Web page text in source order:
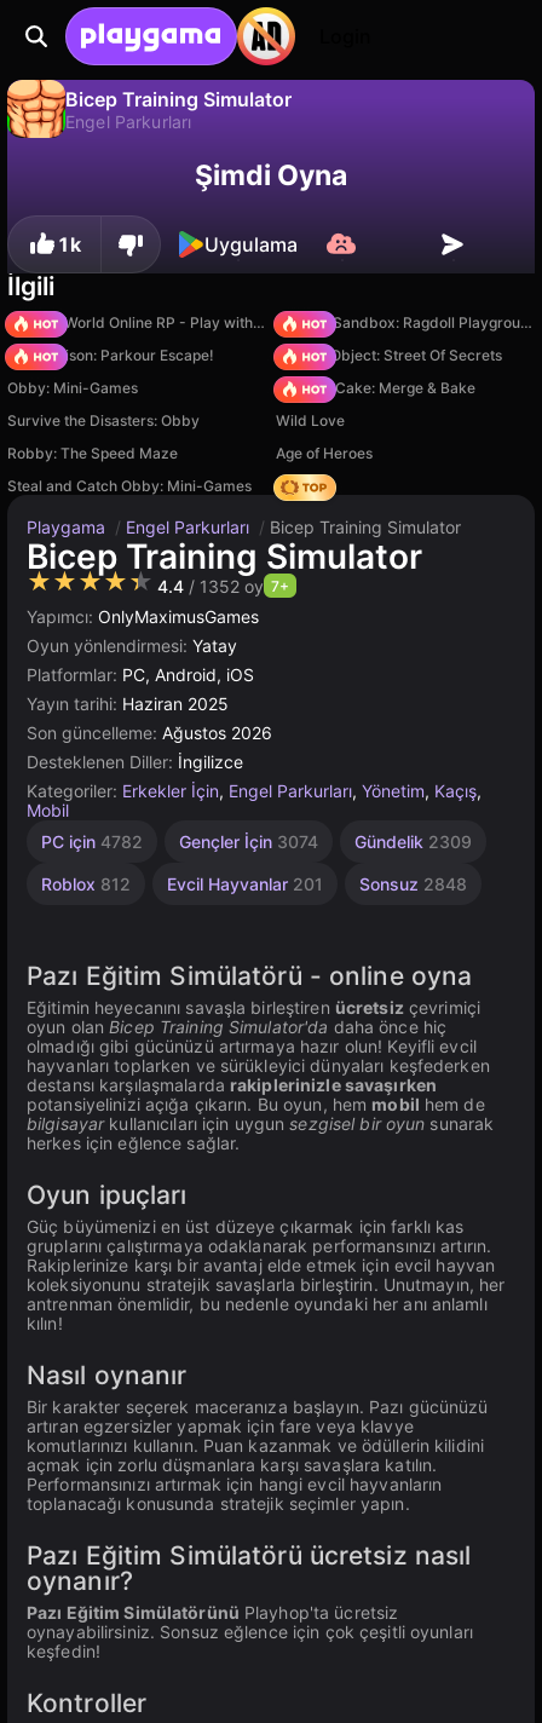
Bicep Training Simulator
Engel Parkurları
İlerlemeyi kaydet! Hayır
Şimdi Oyna
1k Uygulama
İlgili
Sprunki World Online RP - Play with Friends!
Sprunki Sandbox: Ragdoll Playground Mode
Barry Prison: Parkour Escape!
Hidden Object: Street Of Secrets
Obby: Mini-Games
Piece of Cake: Merge & Bake
Survive the Disasters: Obby
Wild Love
Robby: The Speed Maze
Age of Heroes
Steal and Catch Obby: Mini-Games
Hedgies
Playgama / Engel Parkurları / Bicep Training Simulator
Bicep Training Simulator
★★★★★ 4.4 / 1352 oy 7+
Yapımcı: OnlyMaximusGames
Oyun yönlendirmesi: Yatay
Platformlar: PC, Android, iOS
Yayın tarihi: Haziran 2025
Son güncelleme: Ağustos 2026
Desteklenen Diller: İngilizce
Kategoriler: Erkekler İçin, Engel Parkurları, Yönetim, Kaçış,
Mobil
PC için 4782 Gençler İçin 3074 Gündelik 2309
Roblox 812 Evcil Hayvanlar 201 Sonsuz 2848
Atlama
Masaüstü
1
4145
Yüksek
3570
Tarayıcı
Unity
3175
Pazı Eğitim Simülatörü - online oyna️️️️
Eğitimin heyecanını savaşla birleştiren ücretsiz çevrimiçi
oyun olan Bicep Training Simulator'da daha önce hiç
olmadığı gibi gücünüzü artırmaya hazır olun! Keyifli evcil
hayvanları toplarken ve sürükleyici dünyaları keşfederken
destansı karşılaşmalarda rakiplerinizle savaşırken
potansiyelinizi açığa çıkarın. Bu oyun, hem mobil hem de
bilgisayarkullanıcıları için uygunsezgisel bir oyun sunarak
herkes için eğlence sağlar.
Oyun ipuçları
Güç büyümenizi en üst düzeye çıkarmak için farklı kas
gruplarını çalıştırmaya odaklanarak performansınızı artırın.
Rakiplerinize karşı bir avantaj elde etmek için evcil hayvan
koleksiyonunu stratejik savaşlarla birleştirin. Unutmayın, her
antrenman önemlidir, bu nedenle oyundaki her anı anlamlı
kılın!
Nasıl oynanır
Bir karakter seçerek maceranıza başlayın. Pazı gücünüzü
artıran egzersizler yapmak için fare veya klavye
komutlarınızı kullanın. Puan kazanmak ve ödüllerin kilidini
açmak için zorlu düşmanlara karşı savaşlara katılın.
Performansınızı artırmak için hangi evcil hayvanların
toplanacağı konusunda stratejik seçimler yapın.
Pazı Eğitim Simülatörü ücretsiz nasıl
oynanır?
Pazı Eğitim Simülatörünü Playhop'ta ücretsiz
oynayabilirsiniz. Sonsuz eğlence için çok çeşitli oyunları
keşfedin!
Kontroller